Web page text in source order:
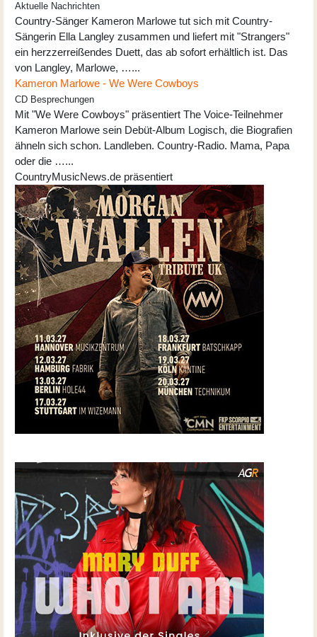
Aktuelle Nachrichten
Country-Sänger Kameron Marlowe tut sich mit Country-
Sängerin Ella Langley zusammen und liefert mit "Strangers"
ein herzzerreißendes Duett, das ab sofort erhältlich ist. Das
von Langley, Marlowe, …...
Kameron Marlowe - We Were Cowboys
CD Besprechungen
Mit "We Were Cowboys" präsentiert The Voice-Teilnehmer
Kameron Marlowe sein Debüt-Album Logisch, die Biografien
ähneln sich schon. Landleben. Country-Radio. Mama, Papa
oder die …...
CountryMusicNews.de präsentiert